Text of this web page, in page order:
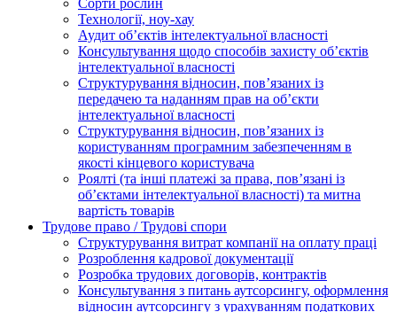
Сорти рослин
Технології, ноу-хау
Аудит об’єктів інтелектуальної власності
Консультування щодо способів захисту об’єктів
інтелектуальної власності
Структурування відносин, пов’язаних із
передачею та наданням прав на об’єкти
інтелектуальної власності
Структурування відносин, пов’язаних із
користуванням програмним забезпеченням в
якості кінцевого користувача
Роялті (та інші платежі за права, пов’язані із
об’єктами інтелектуальної власності) та митна
вартість товарів
Трудове право / Трудові спори
Cтруктурування витрат компанії на оплату праці
Розроблення кадрової документації
Розробка трудових договорів, контрактів
Консультування з питань аутсорсингу, оформлення
відносин аутсорсингу з урахуванням податкових